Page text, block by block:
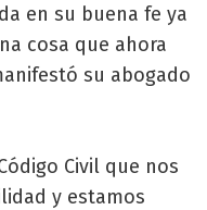
en su buena fe ya
cosa que ahora
su abogado
Civil que nos
y estamos